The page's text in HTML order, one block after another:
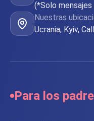
(*Solo
Nuestras
Ucrania, Kyiv,
Para los